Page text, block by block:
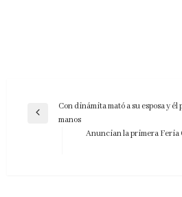
Navegación
Con dinámita mató a su esposa y él
manos
Anuncian la primera Feria